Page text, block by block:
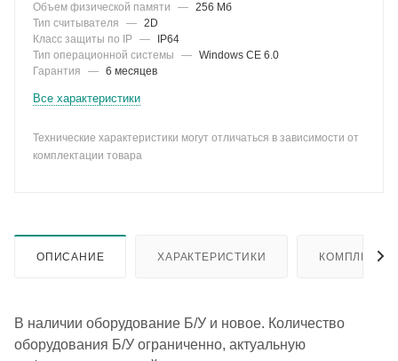
Объем физической памяти
— 256 Мб
Тип считывателя
— 2D
Класс защиты по IP —
IP64
Тип операционной системы
— Windows CE 6.0
Гарантия
— 6 месяцев
Все характеристики
Технические характеристики могут отличаться в зависимости от
комплектации товара
ОПИСАНИЕ ХАРАКТЕРИСТИКИ
В наличии оборудование Б/У и новое. Количество
оборудования Б/У ограниченно, актуальную